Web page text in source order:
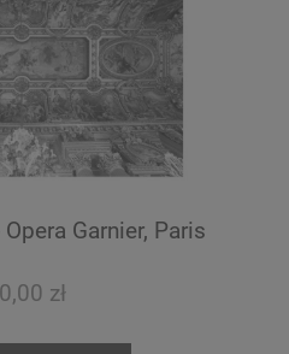
Garnier, Paris
zł